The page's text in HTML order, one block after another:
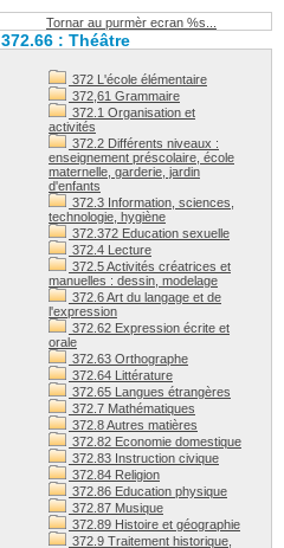
Tornar au purmèr ecran %s...
372.66 : Théâtre
372 L'école élémentaire
372,61 Grammaire
372.1 Organisation et
activités
372.2 Différents niveaux :
enseignement préscolaire, école
maternelle, garderie, jardin
d'enfants
372.3 Information, sciences,
technologie, hygiène
372.372 Education sexuelle
372.4 Lecture
372.5 Activités créatrices et
manuelles : dessin, modelage
372.6 Art du langage et de
l'expression
372.62 Expression écrite et
orale
372.63 Orthographe
372.64 Littérature
372.65 Langues étrangères
372.7 Mathématiques
372.8 Autres matières
372.82 Economie domestique
372.83 Instruction civique
372.84 Religion
372.86 Education physique
372.87 Musique
372.89 Histoire et géographie
372.9 Traitement historique,